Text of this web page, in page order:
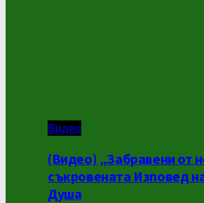
Видео
(Видео) „Забравени от
съкровената Изповед
Душа